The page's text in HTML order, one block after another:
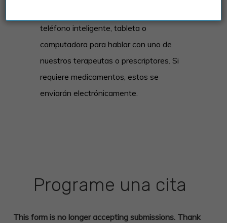
teléfono inteligente, tableta o
computadora para hablar con uno de
nuestros terapeutas o prescriptores. Si
requiere medicamentos, estos se
enviarán electrónicamente.
Programe una cita
This form is no longer accepting submissions. Thank